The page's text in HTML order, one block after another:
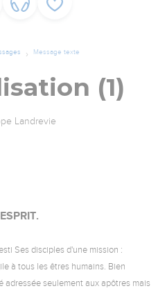
Message texte
(1)
Landrevie
Ses disciples d'une mission :
à tous les êtres humains. Bien
adressée seulement aux apôtres mais